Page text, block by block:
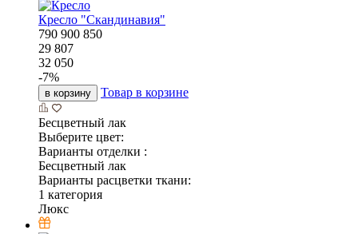
Кресло "Скандинавия"
790 900 850
29 807
32 050
-7%
в корзину Товар в корзине
Бесцветный лак
Выберите цвет:
Варианты отделки :
Бесцветный лак
Варианты расцветки ткани:
1 категория
Люкс